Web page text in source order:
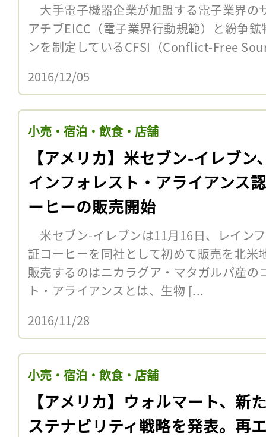
大手電子機器企業が加盟する電子業界の
アチブEICC（電子業界行動規範）と紛争
ンを制定しているCFSI（Conflict-Free
2016/12/05
小売・宿泊・飲食・店舗
【アメリカ】米セブン-イレブン
インフォレスト・アライアンス
ーヒーの販売開始
米セブン-イレブンは11月16日、レイン
証コーヒーを同社として初めて販売を北米
販売するのはニカラグア・マタガルパ産の
ト・アライアンスとは、生物 [...
2016/11/28
小売・宿泊・飲食・店舗
【アメリカ】ウォルマート、新
ステナビリティ戦略を発表。再